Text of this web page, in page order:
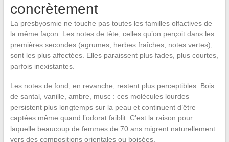
concrètement
La presbyosmie ne touche pas toutes les familles olfactives de
la même façon. Les notes de tête, celles qu’on perçoit dans les
premières secondes (agrumes, herbes fraîches, notes vertes),
sont les plus affectées. Elles paraissent plus fades, plus courtes,
parfois inexistantes.
Les notes de fond, en revanche, restent plus perceptibles. Bois
de santal, vanille, ambre, musc : ces molécules lourdes
persistent plus longtemps sur la peau et continuent d’être
captées même quand l’odorat faiblit. C’est la raison pour
laquelle beaucoup de femmes de 70 ans migrent naturellement
vers des compositions orientales ou boisées.